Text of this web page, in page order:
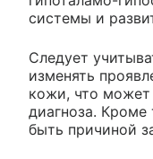
системы и
Следует
изменять
кожи, что может
диагноза.
быть причиной